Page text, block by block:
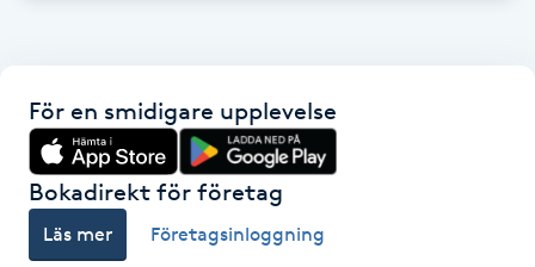
Hypnos
Hårborttagning
Hårbottenbehandling
För en smidigare upplevelse
Bokadirekt för företag
Läs mer Företagsinloggning